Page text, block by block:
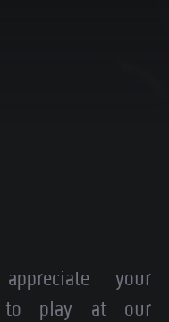
your
to play at our